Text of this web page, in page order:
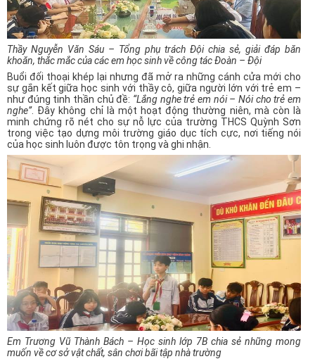
Thầy Nguyễn Văn Sáu – Tổng phụ trách Đội chia sẻ, giải đáp băn
khoăn, thắc mắc của các em học sinh về công tác Đoàn – Đội
Buổi đối thoại khép lại nhưng đã mở ra những cánh cửa mới cho
sự gắn kết giữa học sinh với thầy cô, giữa người lớn với trẻ em –
như đúng tinh thần chủ đề: “Lắng nghe trẻ em nói – Nói cho trẻ em
nghe”. Đây không chỉ là một hoạt động thường niên, mà còn là
minh chứng rõ nét cho sự nỗ lực của trường THCS Quỳnh Sơn
trong việc tạo dựng môi trường giáo dục tích cực, nơi tiếng nói
của học sinh luôn được tôn trọng và ghi nhận.
Em Trương Vũ Thành Bách – Học sinh lớp 7B chia sẻ những mong
muốn về cơ sở vật chất, sân chơi bãi tập nhà trường